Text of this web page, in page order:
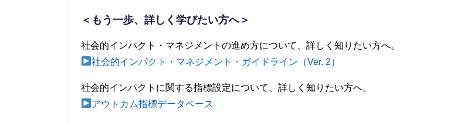
＜もう一歩、詳しく学びたい方へ＞
社会的インパクト・マネジメントの進め方について、詳しく知りたい方へ。
社会的インパクト・マネジメント・ガイドライン（Ver. 2）
社会的インパクトに関する指標設定について、詳しく知りたい方へ。
アウトカム指標データベース